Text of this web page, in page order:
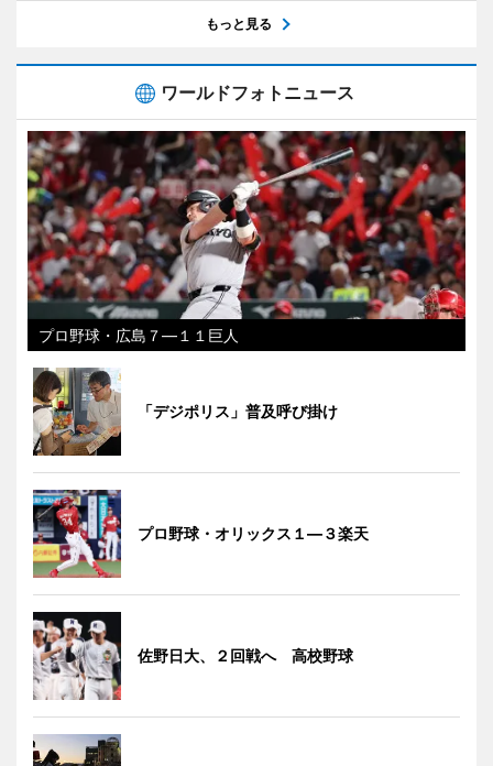
もっと見る
ワールドフォトニュース
プロ野球・広島７―１１巨人
「デジポリス」普及呼び掛け
プロ野球・オリックス１―３楽天
佐野日大、２回戦へ 高校野球